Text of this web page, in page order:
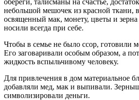
небольшой мешочек из красной ткани,
освященный мак, монету, цветы и
носили всегда при себе.
Чтобы в семье не было ссор, готовили
Его заговаривали особым образом, а
жидкость вспыльчивому человеку.
Для привлечения в дом материальное
добавляли мед, мак и выпивали.
символизировали деньги.